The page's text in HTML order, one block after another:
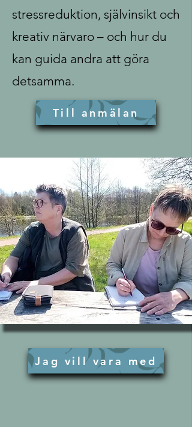
stressreduktion, självinsikt och
kreativ närvaro – och hur du
kan guida andra att göra
detsamma.
Till anmälan
Jag vill vara med